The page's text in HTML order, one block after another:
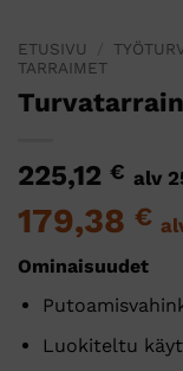
ETUSIVU
TARRAIMET
225,12 € alv
179,38 €
Ominaisuudet
Luokiteltu